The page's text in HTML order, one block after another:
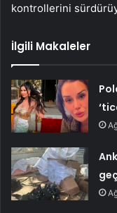
kontrollerini
İlgili Makaleler